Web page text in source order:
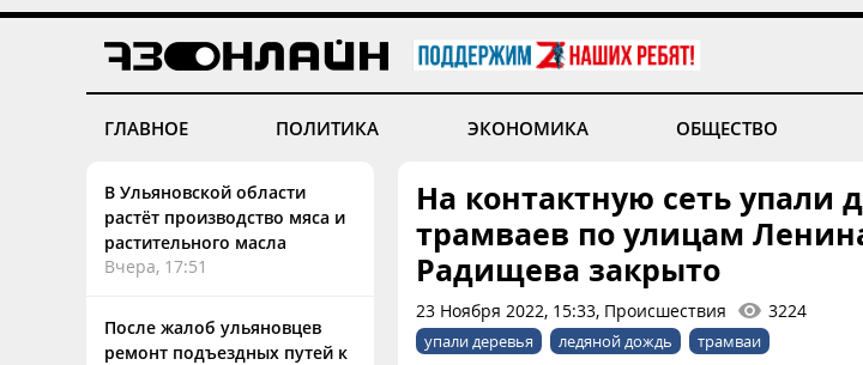
ГЛАВНОЕ ПОЛИТИКА ЭКОНОМИКА ОБЩЕСТВО
В Ульяновской области
растёт производство мяса и
растительного масла
Вчера, 17:51
После жалоб ульяновцев
ремонт подъездных путей к
На контактную сеть упали
трамваев по улицам
Радищева закрыто
23 Ноября 2022, 15:33, Происшествия 3224
упали деревья ледяной дождь трамваи